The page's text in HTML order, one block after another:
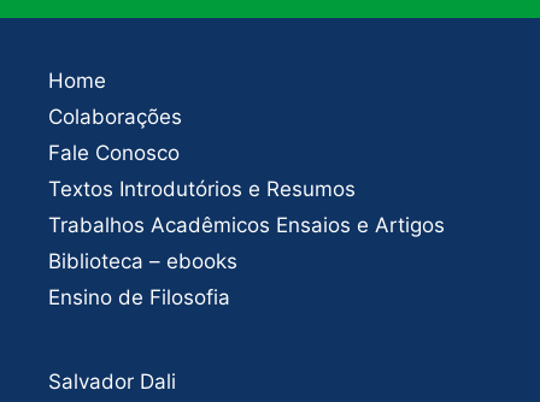
Home
Colaborações
Fale Conosco
Textos Introdutórios e Resumos
Trabalhos Acadêmicos Ensaios e Artigos
Biblioteca – ebooks
Ensino de Filosofia
Salvador Dali